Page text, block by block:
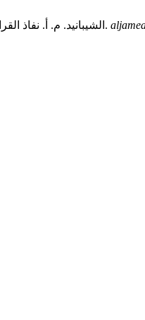
الشيبانيد. م. أ. نفاذ القرارات الإدارية وسريانها في حق الأفراد.